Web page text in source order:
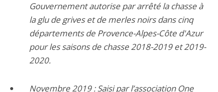
Gouvernement autorise par arrêté la chasse à
la glu de grives et de merles noirs dans cinq
départements de Provence-Alpes-Côte d'Azur
pour les saisons de chasse 2018-2019 et 2019-
2020.
Novembre 2019 : Saisi par l’association One